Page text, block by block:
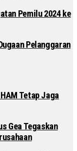
Pemilu 2024 ke
Pelanggaran
Tetap Jaga
Gea Tegaskan